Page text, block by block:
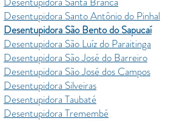
Desentupidora Santo Antônio do Pinhal
Desentupidora São Bento do Sapucaí
Desentupidora São Luíz do Paraitinga
Desentupidora São José do Barreiro
Desentupidora São José dos Campos
Desentupidora Silveiras
Desentupidora Taubaté
Desentupidora Tremembé